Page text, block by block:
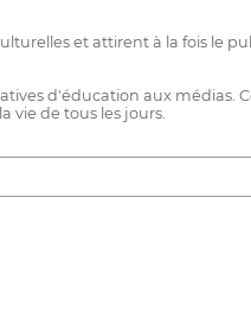
et attirent à la fois le
d'éducation aux médias.
vie de tous les jours.